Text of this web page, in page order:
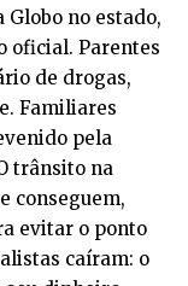
Globo no estado,
oficial. Parentes
de drogas,
Familiares
pela
trânsito na
conseguem,
evitar o ponto
caíram: o